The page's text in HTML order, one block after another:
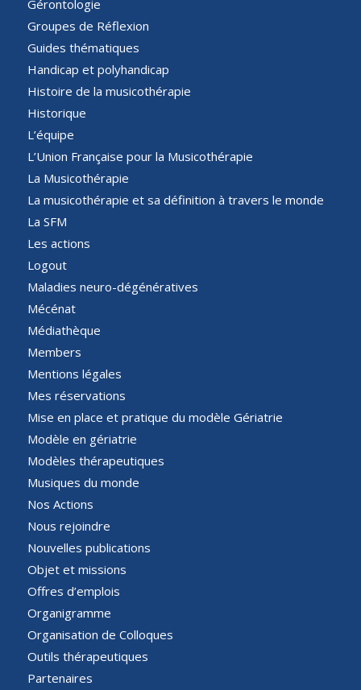
Gérontologie
Groupes de Réflexion
Guides thématiques
Handicap et polyhandicap
Histoire de la musicothérapie
Historique
L’équipe
L’Union Française pour la Musicothérapie
La Musicothérapie
La musicothérapie et sa définition à travers le monde
La SFM
Les actions
Logout
Maladies neuro-dégénératives
Mécénat
Médiathèque
Members
Mentions légales
Mes réservations
Mise en place et pratique du modèle Gériatrie
Modèle en gériatrie
Modèles thérapeutiques
Musiques du monde
Nos Actions
Nous rejoindre
Nouvelles publications
Objet et missions
Offres d’emplois
Organigramme
Organisation de Colloques
Outils thérapeutiques
Partenaires